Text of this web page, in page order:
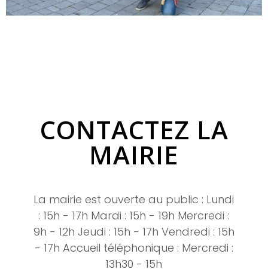
CONTACTEZ LA
MAIRIE
La mairie est ouverte au public : Lundi
: 15h - 17h Mardi : 15h - 19h Mercredi :
9h - 12h Jeudi : 15h - 17h Vendredi : 15h
- 17h Accueil téléphonique : Mercredi :
13h30 - 15h